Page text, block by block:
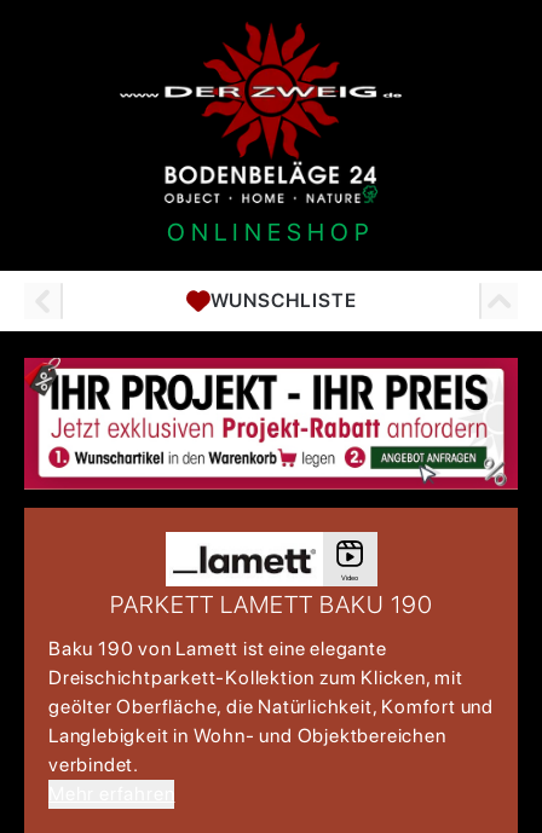
ONLINESHOP
WUNSCHLISTE
Video
PARKETT LAMETT BAKU 190
Baku 190 von Lamett ist eine elegante
Dreischichtparkett‑Kollektion zum Klicken, mit
geölter Oberfläche, die Natürlichkeit, Komfort und
Langlebigkeit in Wohn- und Objektbereichen
verbindet.